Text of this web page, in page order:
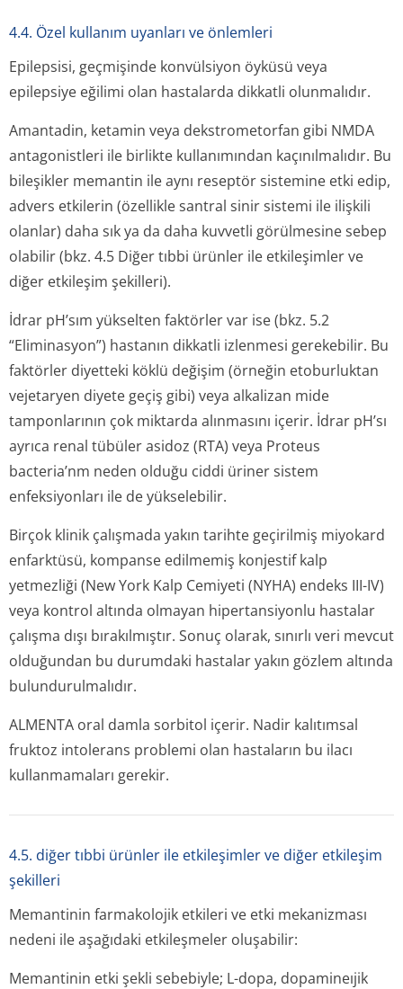
4.4. Özel kullanım uyanları ve önlemleri
Epilepsisi, geçmişinde konvülsiyon öyküsü veya
epilepsiye eğilimi olan hastalarda dikkatli olunmalıdır.
Amantadin, ketamin veya dekstrometorfan gibi NMDA
antagonistleri ile birlikte kullanımından kaçınılmalıdır. Bu
bileşikler memantin ile aynı reseptör sistemine etki edip,
advers etkilerin (özellikle santral sinir sistemi ile ilişkili
olanlar) daha sık ya da daha kuvvetli görülmesine sebep
olabilir(bkz. 4.5 Diğer tıbbi ürünler ile etkileşimler ve
diğer etkileşim şekilleri).
İdrar pH’sım yükselten faktörler var ise(bkz. 5.2
“Eliminasyon”) hastanın dikkatli izlenmesi gerekebilir. Bu
faktörler diyetteki köklü değişim (örneğin etoburluktan
vejetaryen diyete geçiş gibi) veya alkalizan mide
tamponlarının çok miktarda alınmasını içerir. İdrar pH’sı
ayrıca renal tübüler asidoz (RTA) veya Proteus
bacteria’nm neden olduğu ciddi üriner sistem
enfeksiyonları ile de yükselebilir.
Birçok klinik çalışmada yakın tarihte geçirilmiş miyokard
enfarktüsü, kompanse edilmemiş konjestif kalp
yetmezliği (New York Kalp Cemiyeti (NYHA) endeks III-IV)
veya kontrol altında olmayan hipertansiyonlu hastalar
çalışma dışı bırakılmıştır. Sonuç olarak, sınırlı veri mevcut
olduğundan bu durumdaki hastalar yakın gözlem altında
bulundurulmalıdır.
ALMENTA oral damla sorbitol içerir. Nadir kalıtımsal
fruktoz intolerans problemi olan hastaların bu ilacı
kullanmamaları gerekir.
4.5. diğer tıbbi ürünler ile etkileşimler ve diğer etkileşim
şekilleri
Memantinin farmakolojik etkileri ve etki mekanizması
nedeni ile aşağıdaki etkileşmeler oluşabilir:
Memantinin etki şekli sebebiyle; L-dopa, dopamineıjik